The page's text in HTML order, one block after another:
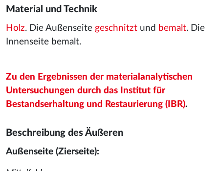
Material und Technik
Holz. Die Außenseite geschnitzt und bemalt. Die
Innenseite bemalt.
Zu den Ergebnissen der materialanalytischen
Untersuchungen durch das Institut für
Bestandserhaltung und Restaurierung (IBR).
Beschreibung des Äußeren
Außenseite (Zierseite):